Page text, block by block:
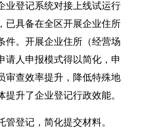
业登记系统对接上线试运行
已具备在全区开展企业住所
件。开展企业住所（经营场
请人申报模式得以简化，申
审查效率提升，降低特殊地
升了企业登记行政效能。
管登记，简化提交材料。